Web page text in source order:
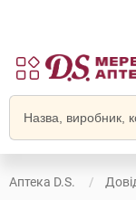
Аптека D.S.